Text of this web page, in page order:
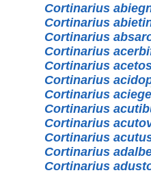
Cortinarius
Cortinarius
Cortinarius
Cortinarius
Cortinarius
Cortinarius
Cortinarius
Cortinarius
Cortinarius
Cortinarius
Cortinarius
Cortinarius